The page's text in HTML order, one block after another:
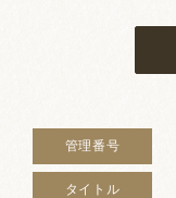
管理番号
タイトル